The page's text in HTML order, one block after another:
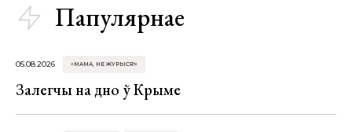
Папулярнае
05.08.2026 «МАМА, НЕ ЖУРЫСЯ!»
Залегчы на дно ў Крыме